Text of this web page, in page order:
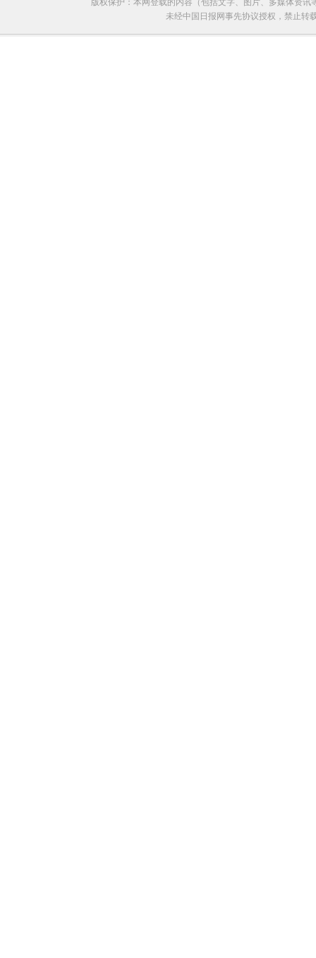
版权保护：本网登载的内容（包括文字、图片、多媒体资
未经中国日报网事先协议授权，禁止转